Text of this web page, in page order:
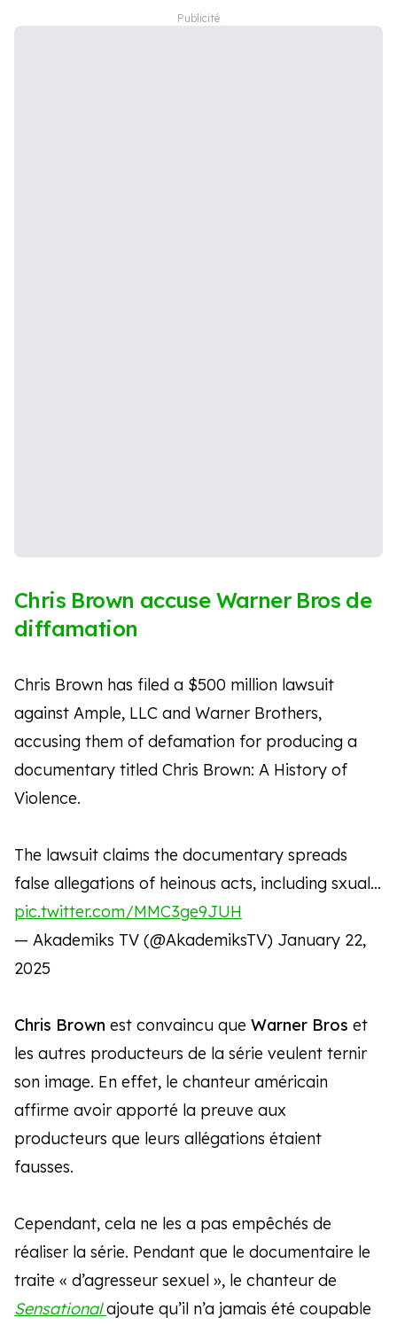
Chris Brown accuse Warner Bros de
diffamation
Chris Brown has filed a $500 million lawsuit
against Ample, LLC and Warner Brothers,
accusing them of defamation for producing a
documentary titled Chris Brown: A History of
Violence.
The lawsuit claims the documentary spreads
false allegations of heinous acts, including sxual…
pic.twitter.com/MMC3ge9JUH
— Akademiks TV (@AkademiksTV) January 22,
2025
Chris Brown est convaincu que Warner Bros et
les autres producteurs de la série veulent ternir
son image. En effet, le chanteur américain
affirme avoir apporté la preuve aux
producteurs que leurs allégations étaient
fausses.
Cependant, cela ne les a pas empêchés de
réaliser la série. Pendant que le documentaire le
traite « d’agresseur sexuel », le chanteur de
Sensationalajoute qu’il n’a jamais été coupable